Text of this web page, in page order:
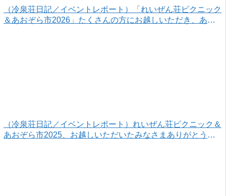
（冷泉荘日記／イベントレポート）「れいぜん荘ピクニック
＆あおぞら市2026」たくさんの方にお越しいただき、あり
（冷泉荘日記／イベントレポート）れいぜん荘ピクニック＆
あおぞら市2025、お越しいただいたみなさまありがとうご